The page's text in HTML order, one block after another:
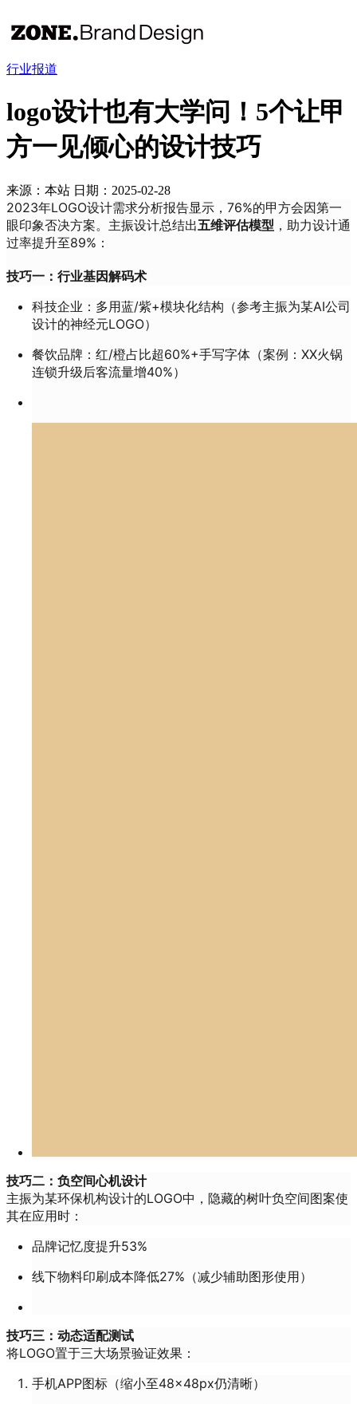
行业报道
logo设计也有大学问！5个让甲
方一见倾心的设计技巧
来源：本站 日期：2025-02-28
2023年LOGO设计需求分析报告显示，76%的甲方会因第一
眼印象否决方案。主振设计总结出五维评估模型 ，助力设计通
过率提升至89%：
技巧一：行业基因解码术
科技企业：多用蓝/紫+模块化结构（参考主振为某AI公司
设计的神经元LOGO）
餐饮品牌：红/橙占比超60%+手写字体（案例：XX火锅
连锁升级后客流量增40%）
技巧二：负空间心机设计
主振为某环保机构设计的LOGO中，隐藏的树叶负空间图案使
其在应用时：
品牌记忆度提升53%
线下物料印刷成本降低27%（减少辅助图形使用）
技巧三：动态适配测试
将LOGO置于三大场景验证效果：
手机APP图标（缩小至48×48px仍清晰）